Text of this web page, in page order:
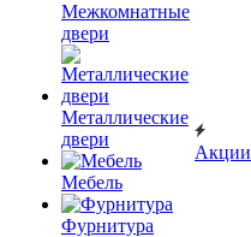
Межкомнатные
двери
Металлические
двери
Мебель
Фурнитура
Акции